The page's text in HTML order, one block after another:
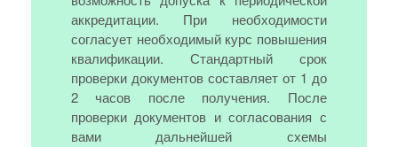
аккредитации. При необходимости
согласует необходимый курс повышения
квалификации. Стандартный срок
проверки документов составляет от 1 до
2 часов после получения. После
проверки документов и согласования с
вами дальнейшей схемы